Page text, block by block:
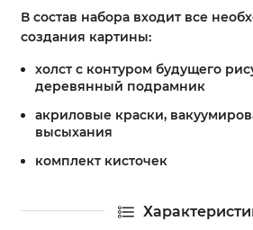
В состав набора входит все
создания картины:
холст с контуром будущего
деревянный подрамник
акриловые краски,
высыхания
комплект кисточек